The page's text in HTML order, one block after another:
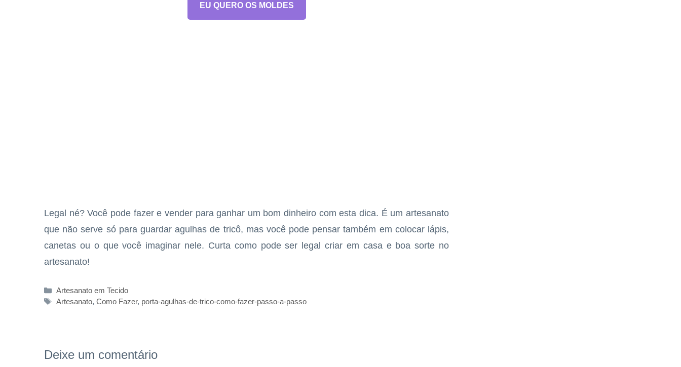
EU QUERO OS MOLDES
Legal né? Você pode fazer e vender para ganhar um bom dinheiro com esta dica. É um artesanato
que não serve só para guardar agulhas de tricô, mas você pode pensar também em colocar lápis,
canetas ou o que você imaginar nele. Curta como pode ser legal criar em casa e boa sorte no
artesanato!
Categorias
Artesanato em Tecido
Tags
Artesanato,Como Fazer, porta-agulhas-de-trico-como-fazer-passo-a-passo
Deixe um comentário